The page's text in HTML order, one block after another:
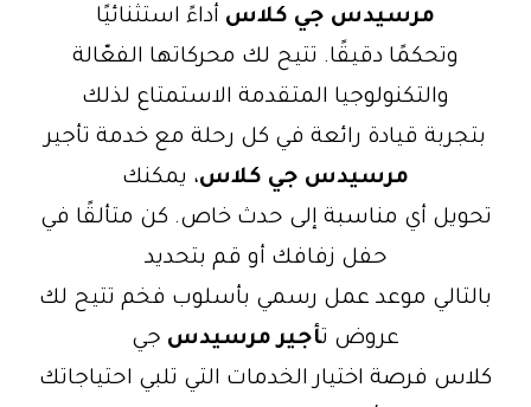
مرسيدس جي كلاس أداءً استثنائيًا
وتحكمًا دقيقًا. تتيح لك محركاتها الفعّالة
والتكنولوجيا المتقدمة الاستمتاع لذلك
بتجربة قيادة رائعة في كل رحلة مع خدمة تأجير
مرسيدس جي كلاس، يمكنك
تحويل أي مناسبة إلى حدث خاص. كن متألقًا في
حفل زفافك أو قم بتحديد
بالتالي موعد عمل رسمي بأسلوب فخم تتيح لك
عروض تأجير مرسيدس جي
كلاس فرصة اختيار الخدمات التي تلبي احتياجاتك